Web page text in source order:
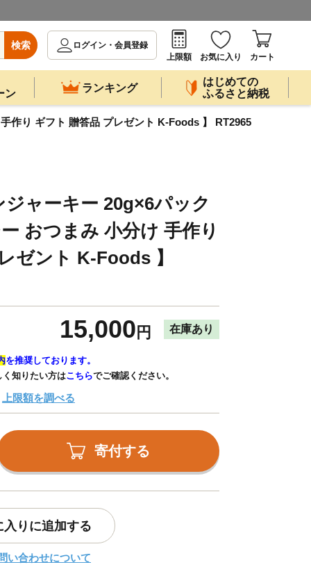
検索
ログイン・会員登録
上限額
お気に入り カート
ン
ランキング
はじめての
ふるさと納税
作り ギフト 贈答品 プレゼント K-Foods 】 RT2965
ャーキー 20g×6パック
おつまみ 小分け 手作り
ゼント K-Foods 】
15,000 円 在庫あり
を推奨しております。
く知りたい方はこちらでご確認ください。
上限額を調べる
寄付する
入りに追加する
い合わせについて